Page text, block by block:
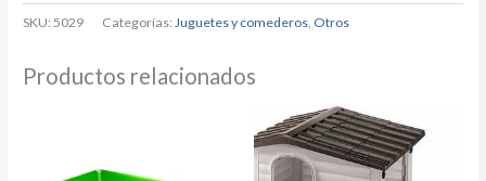
SKU:5029 Categorías:Juguetes y comederos, Otros
Productos relacionados